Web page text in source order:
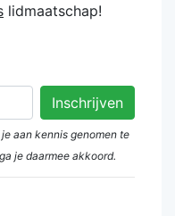
lidmaatschap!
aan kennis genomen te
je daarmee akkoord.